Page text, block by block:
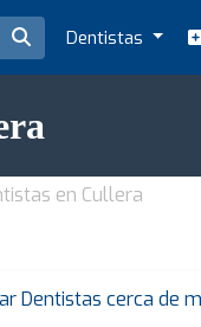
Dentistas
en Cullera
Dentistas cerca de